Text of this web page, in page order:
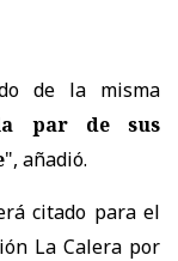
de la misma
par de sus
", añadió.
citado para el
La Calera por